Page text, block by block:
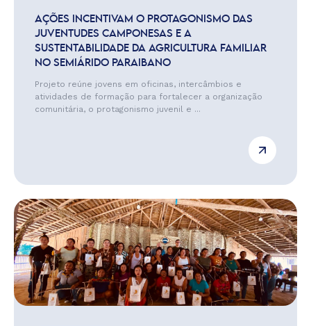
AÇÕES INCENTIVAM O PROTAGONISMO DAS
JUVENTUDES CAMPONESAS E A
SUSTENTABILIDADE DA AGRICULTURA FAMILIAR
NO SEMIÁRIDO PARAIBANO
Projeto reúne jovens em oficinas, intercâmbios e
atividades de formação para fortalecer a organização
comunitária, o protagonismo juvenil e ...